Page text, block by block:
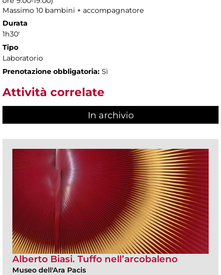
Massimo 10 bambini + accompagnatore
Durata
1h30'
Tipo
Laboratorio
Prenotazione obbligatoria: Sì
Attività correlate
In archivio
Alberto Biasi. Tuffo nell’arcobaleno
Museo dell'Ara Pacis